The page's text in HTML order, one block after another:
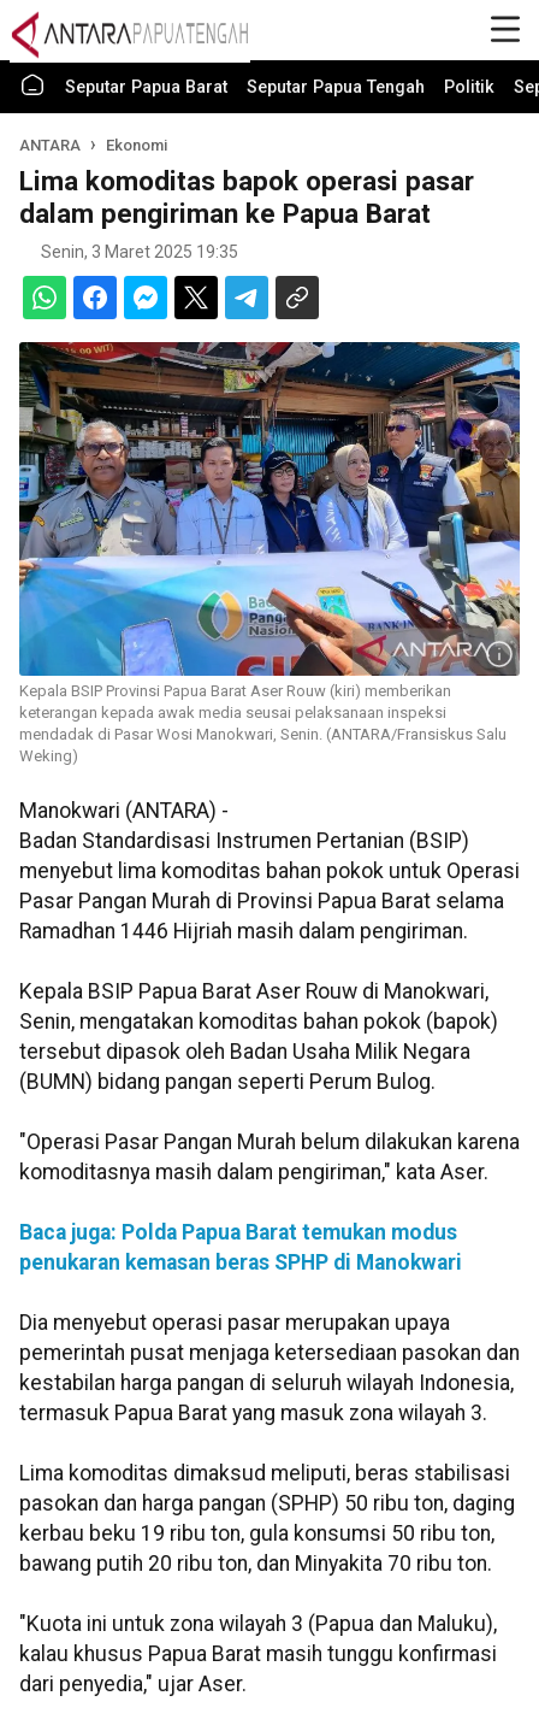
Seputar Papua Barat Seputar Papua Tengah Politik
ANTARA Ekonomi
Lima komoditas bapok operasi pasar
dalam pengiriman ke Papua Barat
Senin, 3 Maret 2025 19:35
Kepala BSIP Provinsi Papua Barat Aser Rouw (kiri) memberikan
keterangan kepada awak media seusai pelaksanaan inspeksi
mendadak di Pasar Wosi Manokwari, Senin. (ANTARA/Fransiskus Salu
Weking)
Manokwari (ANTARA) -
Badan Standardisasi Instrumen Pertanian (BSIP)
menyebut lima komoditas bahan pokok untuk Operasi
Pasar Pangan Murah di Provinsi Papua Barat selama
Ramadhan 1446 Hijriah masih dalam pengiriman.
Kepala BSIP Papua Barat Aser Rouw di Manokwari,
Senin, mengatakan komoditas bahan pokok (bapok)
tersebut dipasok oleh Badan Usaha Milik Negara
(BUMN) bidang pangan seperti Perum Bulog.
"Operasi Pasar Pangan Murah belum dilakukan karena
komoditasnya masih dalam pengiriman," kata Aser.
Baca juga: Polda Papua Barat temukan modus
penukaran kemasan beras SPHP di Manokwari
Dia menyebut operasi pasar merupakan upaya
pemerintah pusat menjaga ketersediaan pasokan dan
kestabilan harga pangan di seluruh wilayah Indonesia,
termasuk Papua Barat yang masuk zona wilayah 3.
Lima komoditas dimaksud meliputi, beras stabilisasi
pasokan dan harga pangan (SPHP) 50 ribu ton, daging
kerbau beku 19 ribu ton, gula konsumsi 50 ribu ton,
bawang putih 20 ribu ton, dan Minyakita 70 ribu ton.
"Kuota ini untuk zona wilayah 3 (Papua dan Maluku),
kalau khusus Papua Barat masih tunggu konfirmasi
dari penyedia," ujar Aser.